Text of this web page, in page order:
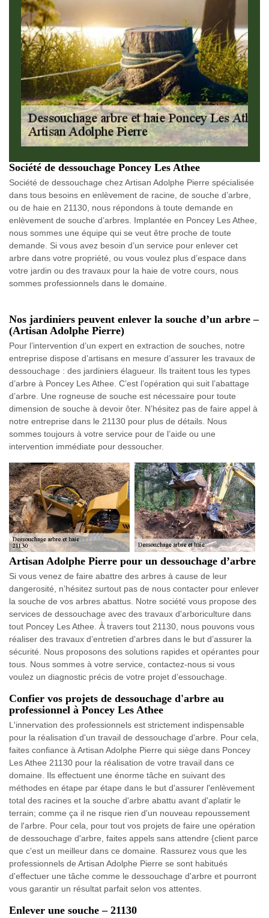
Société de dessouchage Poncey Les Athee
Société de dessouchage chez Artisan Adolphe Pierre spécialisée
dans tous besoins en enlèvement de racine, de souche d’arbre,
ou de haie en 21130, nous répondons à toute demande en
enlèvement de souche d’arbres. Implantée en Poncey Les Athee,
nous sommes une équipe qui se veut être proche de toute
demande. Si vous avez besoin d’un service pour enlever cet
arbre dans votre propriété, ou vous voulez plus d’espace dans
votre jardin ou des travaux pour la haie de votre cours, nous
sommes professionnels dans le domaine.
Nos jardiniers peuvent enlever la souche d’un arbre –
(Artisan Adolphe Pierre)
Pour l’intervention d’un expert en extraction de souches, notre
entreprise dispose d’artisans en mesure d’assurer les travaux de
dessouchage : des jardiniers élagueur. Ils traitent tous les types
d’arbre à Poncey Les Athee. C’est l’opération qui suit l’abattage
d’arbre. Une rogneuse de souche est nécessaire pour toute
dimension de souche à devoir ôter. N’hésitez pas de faire appel à
notre entreprise dans le 21130 pour plus de détails. Nous
sommes toujours à votre service pour de l’aide ou une
intervention immédiate pour dessoucher.
Artisan Adolphe Pierre pour un dessouchage d’arbre
Si vous venez de faire abattre des arbres à cause de leur
dangerosité, n’hésitez surtout pas de nous contacter pour enlever
la souche de vos arbres abattus. Notre société vous propose des
services de dessouchage avec des travaux d'arboriculture dans
tout Poncey Les Athee. À travers tout 21130, nous pouvons vous
réaliser des travaux d’entretien d'arbres dans le but d’assurer la
sécurité. Nous proposons des solutions rapides et opérantes pour
tous. Nous sommes à votre service, contactez-nous si vous
voulez un diagnostic précis de votre projet d’essouchage.
Confier vos projets de dessouchage d'arbre au
professionnel à Poncey Les Athee
L'innervation des professionnels est strictement indispensable
pour la réalisation d'un travail de dessouchage d'arbre. Pour cela,
faites confiance à Artisan Adolphe Pierre qui siège dans Poncey
Les Athee 21130 pour la réalisation de votre travail dans ce
domaine. Ils effectuent une énorme tâche en suivant des
méthodes en étape par étape dans le but d'assurer l'enlèvement
total des racines et la souche d'arbre abattu avant d'aplatir le
terrain; comme ça il ne risque rien d'un nouveau repoussement
de l'arbre. Pour cela, pour tout vos projets de faire une opération
de dessouchage d'arbre, faites appels sans attendre {client parce
que c'est un meilleur dans ce domaine. Rassurez vous que les
professionnels de Artisan Adolphe Pierre se sont habitués
d'effectuer une tâche comme le dessouchage d'arbre et pourront
vous garantir un résultat parfait selon vos attentes.
Enlever une souche – 21130